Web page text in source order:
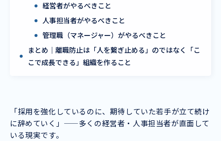
経営者がやるべきこと
人事担当者がやるべきこと
管理職（マネージャー）がやるべきこと
まとめ｜離職防止は「人を繋ぎ止める」のではなく「こ
こで成長できる」組織を作ること
「採用を強化しているのに、期待していた若手が立て続け
に辞めていく」——多くの経営者・人事担当者が直面して
いる現実です。